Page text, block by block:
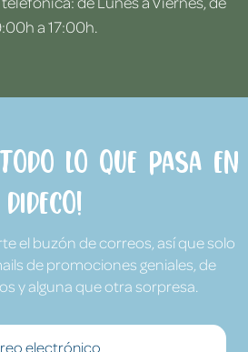
a 17:00h.
lo que pasa en
Dideco!
el buzón de correos, así que solo
de promociones geniales, de
y alguna que otra sorpresa.